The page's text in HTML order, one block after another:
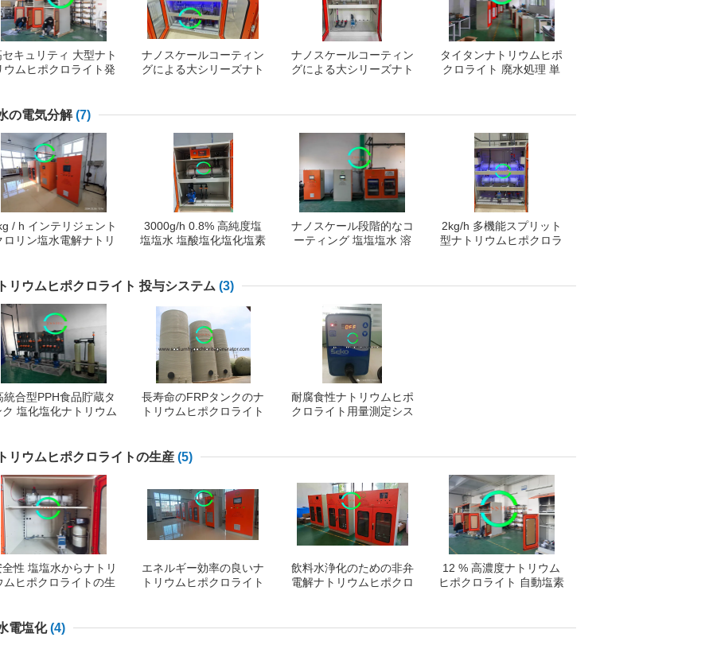
化塩化塩化塩化水
キュリティ 大型ナト
ウムヒポクロライト発
ナノスケールコーティン
グによる大シリーズナト
ナノスケールコーティン
グによる大シリーズナト
タイタンナトリウムヒポ
クロライト 廃水処理 単
の電気分解 (7)
/ h インテリジェント
ロリン塩水電解ナトリ
3000g/h 0.8% 高純度塩
塩塩水 塩酸塩化塩化塩素
ナノスケール段階的なコ
ーティング 塩塩塩水 溶
水 塩水 塩水 塩水 塩水 塩
水 塩水 塩水 塩水 塩水 塩
水 塩水 塩水 塩水 塩水 塩
水 塩水 塩水 塩水 塩水 塩
水 塩水 塩水 塩水 塩水 塩
水 塩水 塩水
2kg/h 多機能スプリット
型ナトリウムヒポクロラ
リウムヒポクロライト 投与システム (3)
統合型PPH食品貯蔵タ
ク 塩化塩化ナトリウム
長寿命のFRPタンクのナ
トリウムヒポクロライト
耐腐食性ナトリウムヒポ
クロライト用量測定シス
リウムヒポクロライトの生産 (5)
性 塩塩水からナトリ
ムヒポクロライトの生
エネルギー効率の良いナ
トリウムヒポクロライト
飲料水浄化のための非弁
電解ナトリウムヒポクロ
12 % 高濃度ナトリウム
ヒポクロライト 自動塩素
電塩化 (4)